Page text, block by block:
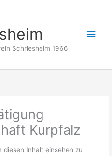
Schriesheim 1966
Kurpfalz
diesen Inhalt einsehen zu